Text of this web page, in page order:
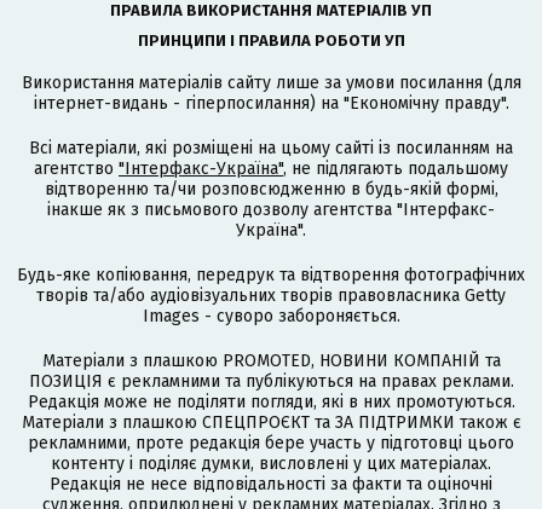
ПРАВИЛА ВИКОРИСТАННЯ МАТЕРІАЛІВ УП
ПРИНЦИПИ І ПРАВИЛА РОБОТИ УП
Використання матеріалів сайту лише за умови посилання (для
інтернет-видань - гіперпосилання) на "Економічну правду".
Всі матеріали, які розміщені на цьому сайті із посиланням на
агентство "Інтерфакс-Україна", не підлягають подальшому
відтворенню та/чи розповсюдженню в будь-якій формі,
інакше як з письмового дозволу агентства "Інтерфакс-
Україна".
Будь-яке копіювання, передрук та відтворення фотографічних
творів та/або аудіовізуальних творів правовласника Getty
Images - суворо забороняється.
Матеріали з плашкою PROMOTED, НОВИНИ КОМПАНІЙ та
ПОЗИЦІЯ є рекламними та публікуються на правах реклами.
Редакція може не поділяти погляди, які в них промотуються.
Матеріали з плашкою СПЕЦПРОЄКТ та ЗА ПІДТРИМКИ також є
рекламними, проте редакція бере участь у підготовці цього
контенту і поділяє думки, висловлені у цих матеріалах.
Редакція не несе відповідальності за факти та оціночні